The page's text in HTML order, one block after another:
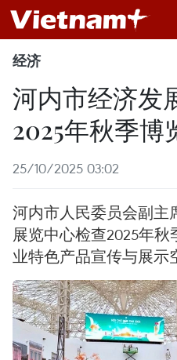
经济
河内市经济发
2025年秋季博
25/10/2025 03:02
河内市人民委员会副主
展览中心检查2025年
业特色产品宣传与展示